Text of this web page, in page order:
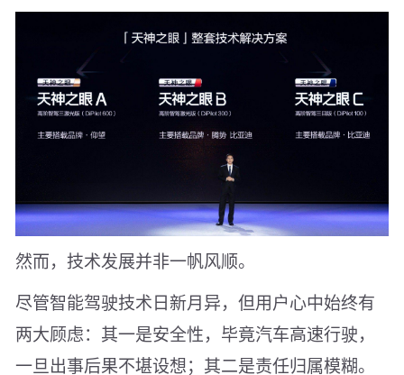
然而，技术发展并非一帆风顺。
尽管智能驾驶技术日新月异，但用户心中始终有
两大顾虑：其一是安全性，毕竟汽车高速行驶，
一旦出事后果不堪设想；其二是责任归属模糊。